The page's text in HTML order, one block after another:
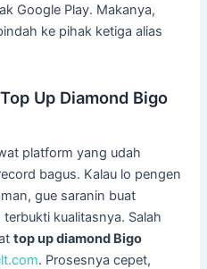
Google Play. Makanya,
ke pihak ketiga alias
Up Diamond Bigo
platform yang udah
bagus. Kalau lo pengen
gue saranin buat
kualitasnya. Salah
top up diamond Bigo
. Prosesnya cepet,